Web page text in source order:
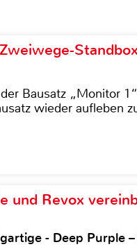
Bausatz „Monitor
wieder aufleben
und Revox
- Deep Purple